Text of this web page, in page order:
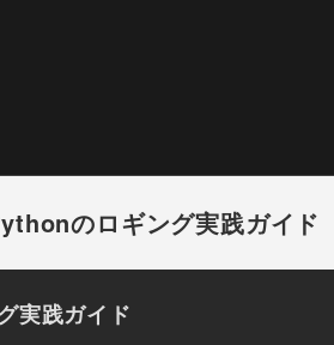
のロギング実践ガイド
実践ガイド